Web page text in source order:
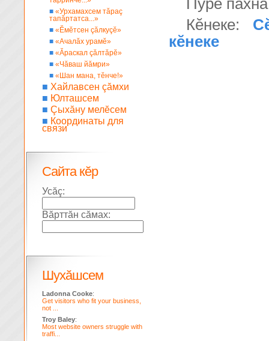
Пурĕ
Кĕнеке:
кӗнеке
■ «Урхамахсем тăраç
тапăртатса...»
■ «Ĕмĕтсен çăлкуçĕ»
■ «Ачалăх урамĕ»
■ «Ăраскал çăлтăрĕ»
■ «Чăваш йăмри»
■ «Шан мана, тĕнче!»
■ Хайлавсен çăмхи
■ Юлташсем
■ Çыхăну мелĕсем
■ Координаты для
связи
Сайта кĕр
Усăç:
Вăрттăн сăмах:
Шухăшсем
Ladonna Cooke:
Get visitors who fit your business,
not ...
Troy Baley:
Most website owners struggle with
traffi...